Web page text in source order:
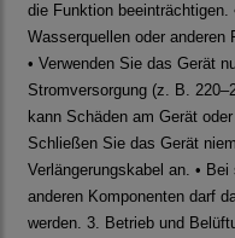
die Funktion beeinträchtigen.
Wasserquellen oder
• Verwenden Sie das Gerät
Stromversorgung (z. B.
kann Schäden am Gerät
Schließen Sie das Gerät
Verlängerungskabel an. •
anderen Komponenten darf
werden. 3. Betrieb und